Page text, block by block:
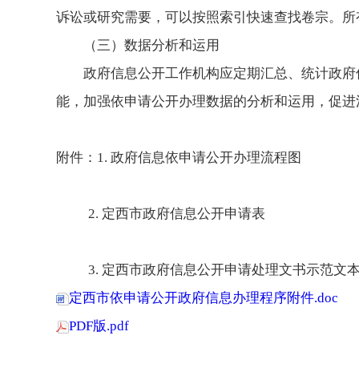
诉讼或研究需要，可以按照索引快速查找卷宗。
（三）数据分析和运用
政府信息公开工作机构应定期汇总、统计政
能，加强依申请公开办理数据的分析和运用，促
附件：1. 政府信息依申请公开办理流程图
2. 定西市政府信息公开申请表
3. 定西市政府信息公开申请处理文书示范文
定西市依申请公开政府信息办理程序附件.doc
PDF版.pdf